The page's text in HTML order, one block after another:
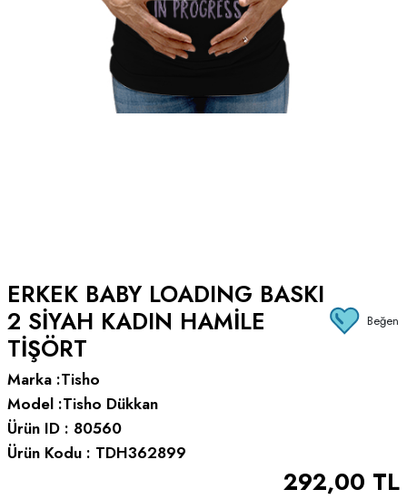
ERKEK BABY LOADING BASKI
2 SIYAH KADIN HAMILE
TIŞÖRT
Beğen
Marka :Tisho
Model :Tisho Dükkan
Ürün ID : 80560
Ürün Kodu : TDH362899
292,00 TL